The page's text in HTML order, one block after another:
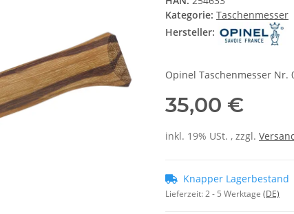
Kategorie: Taschenmesser
Hersteller:
Opinel Taschenmesser Nr.
35,00 €
inkl. 19% USt. , zzgl.
Knapper Lagerbestand
Lieferzeit:2 - 5 Werktage (DE)